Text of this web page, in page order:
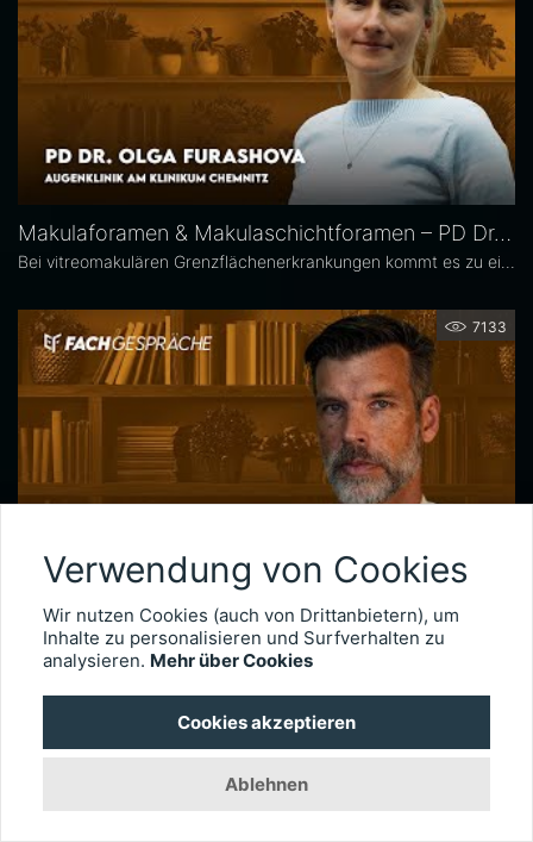
Makulaforamen & Makulaschichtforamen – PD Dr. Olga Furashova
7133
Verwendung von Cookies
Wir nutzen Cookies (auch von Drittanbietern), um
Inhalte zu personalisieren und Surfverhalten zu
analysieren. Mehr über Cookies
Cookies akzeptieren
Ablehnen